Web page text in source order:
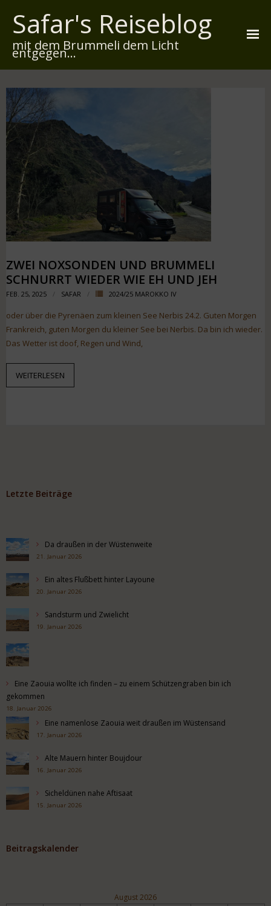
Safar's Reiseblog
mit dem Brummeli dem Licht
entgegen...
Über mich
Reiserouten
Widmung
Kontakt
Impressum
Datenschutz
ZWEI NOXSONDEN UND BRUMMELI
SCHNURRT WIEDER WIE EH UND JEH
FEB. 25, 2025 SAFAR 2024/25 MAROKKO IV
oder über die Pyrenäen zum kleinen See Nerbis 24.2. Guten Morgen
Frankreich, guten Morgen du kleiner See bei Nerbis. Da bin ich wieder.
Das Wetter ist doof, Regen und Wind,
WEITERLESEN
Letzte Beiträge
Da draußen in der Wüstenweite
21. Januar 2026
Ein altes Flußbett hinter Layoune
20. Januar 2026
Sandsturm und Zwielicht
19. Januar 2026
Eine Zaouia wollte ich finden – zu einem Schützengraben bin ich
gekommen
18. Januar 2026
Eine namenlose Zaouia weit draußen im Wüstensand
17. Januar 2026
Alte Mauern hinter Boujdour
16. Januar 2026
Sicheldünen nahe Aftisaat
15. Januar 2026
Beitragskalender
August 2026